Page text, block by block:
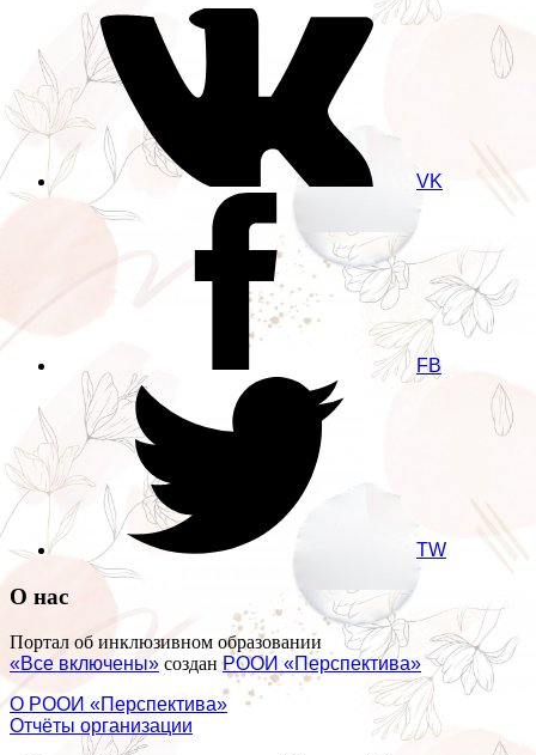
VK
FB
TW
О нас
Портал об инклюзивном образовании
«Все включены» созданРООИ «Перспектива»
О РООИ «Перспектива»
Отчёты организации